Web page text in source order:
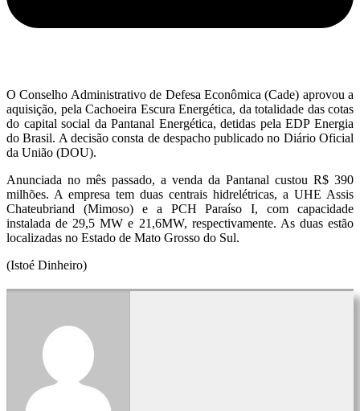
O Conselho Administrativo de Defesa Econômica (Cade) aprovou a
aquisição, pela Cachoeira Escura Energética, da totalidade das cotas
do capital social da Pantanal Energética, detidas pela EDP Energia
do Brasil. A decisão consta de despacho publicado no Diário Oficial
da União (DOU).
Anunciada no mês passado, a venda da Pantanal custou R$ 390
milhões. A empresa tem duas centrais hidrelétricas, a UHE Assis
Chateubriand (Mimoso) e a PCH Paraíso I, com capacidade
instalada de 29,5 MW e 21,6MW, respectivamente. As duas estão
localizadas no Estado de Mato Grosso do Sul.
(Istoé Dinheiro)